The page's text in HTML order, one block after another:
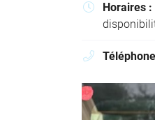

Horaires :
